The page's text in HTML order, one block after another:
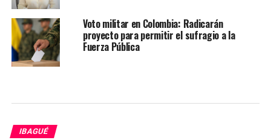
Voto militar en Colombia: Radicarán
proyecto para permitir el sufragio a la
Fuerza Pública
IBAGUÉ